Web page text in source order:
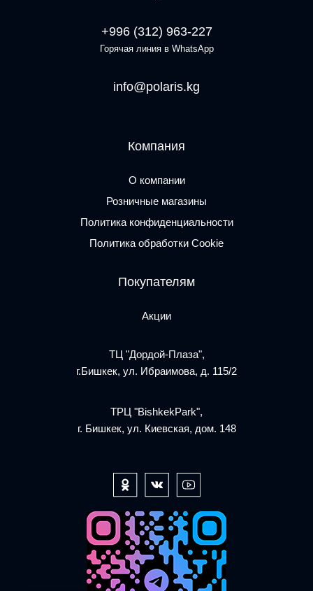
+996 (312) 963-227
Горячая линия в WhatsApp
info@polaris.kg
Компания
О компании
Розничные магазины
Политика конфиденциальности
Политика обработки Cookie
Покупателям
Акции
ТЦ "Дордой-Плаза",
г.Бишкек, ул. Ибраимова, д. 115/2
ТРЦ "BishkekPark",
г. Бишкек, ул. Киевская, дом. 148